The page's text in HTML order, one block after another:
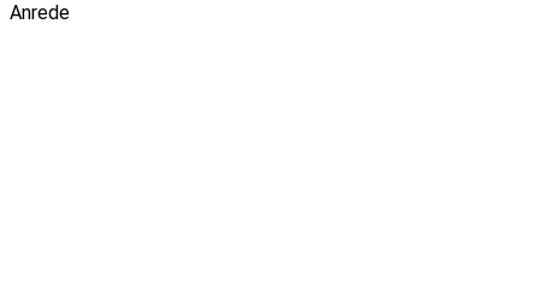
Anrede